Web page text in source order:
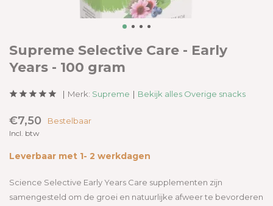
Supreme Selective Care - Early
Years - 100 gram
Merk: Supreme Bekijk alles Overige snacks
€7,50 Bestelbaar
Incl. btw
Leverbaar met 1- 2 werkdagen
Science Selective Early Years Care supplementen zijn
samengesteld om de groei en natuurlijke afweer te bevorderen